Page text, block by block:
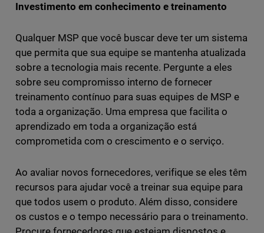
Investimento em conhecimento e treinamento
Qualquer MSP que você buscar deve ter um sistema
que permita que sua equipe se mantenha atualizada
sobre a tecnologia mais recente. Pergunte a eles
sobre seu compromisso interno de fornecer
treinamento contínuo para suas equipes de MSP e
toda a organização. Uma empresa que facilita o
aprendizado em toda a organização está
comprometida com o crescimento e o serviço.
Ao avaliar novos fornecedores, verifique se eles têm
recursos para ajudar você a treinar sua equipe para
que todos usem o produto. Além disso, considere
os custos e o tempo necessário para o treinamento.